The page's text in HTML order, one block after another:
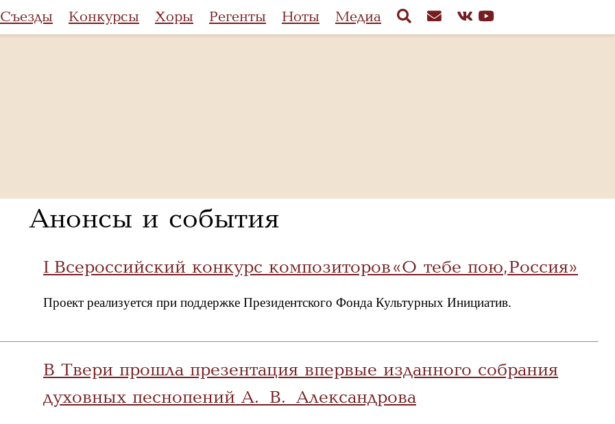
Съезды Конкурсы Хоры Регенты Ноты Медиа
Анонсы и события
I Всероссийский конкурс композиторов «О тебе пою, Россия»
Проект реализуется при поддержке Президентского Фонда Культурных Инициатив.
В Твери прошла презентация впервые изданного собрания
духовных песнопений А. В. Александрова